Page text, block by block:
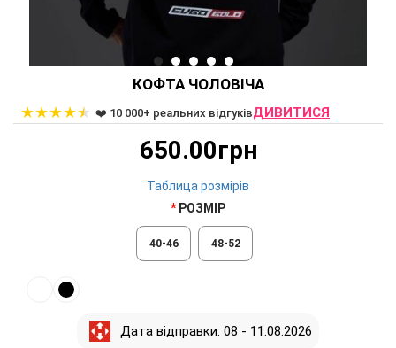
КОФТА ЧОЛОВІЧА
★★★★★ ❤️ 10 000+ реальних відгуківДИВИТИСЯ
650.00грн
Таблица розмірів
РОЗМІР
40-46 48-52
Дата відправки: 08 - 11.08.2026